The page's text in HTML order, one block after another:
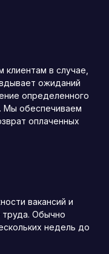
в случае,
ожиданий
определенного
Мы обеспечиваем
оплаченных
вакансий и
труда. Обычно
недель до